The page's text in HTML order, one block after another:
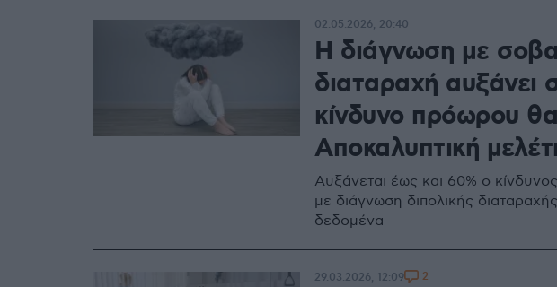
Η διάγνωση με
διαταραχή αυξάνει
κίνδυνο πρόωρου
Αποκαλυπτική
Αυξάνεται έως και 60% ο
με διάγνωση διπολικής
δεδομένα
02.05.2026, 20:40
29.03.2026, 12:09 2